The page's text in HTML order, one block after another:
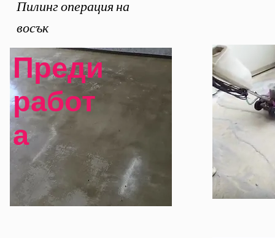
Пилинг операция на
восък
Преди
работ
а